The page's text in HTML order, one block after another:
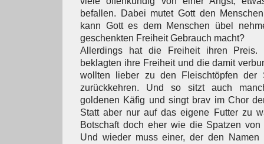
befallen. Dabei mutet Gott den
kann Gott es dem Menschen übel
geschenkten Freiheit Gebrauch macht?
Allerdings hat die Freiheit ihren Preis.
beklagten ihre Freiheit und die damit
wollten lieber zu den Fleischtöpfen der
zurückkehren. Und so sitzt auch
goldenen Käfig und singt brav im Chor
Statt aber nur auf das eigene Futter zu
Botschaft doch eher wie die Spatzen
Und wieder muss einer, der den Namen